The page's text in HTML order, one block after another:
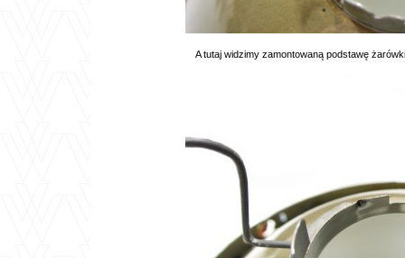
A tutaj widzimy zamontowaną podstawę